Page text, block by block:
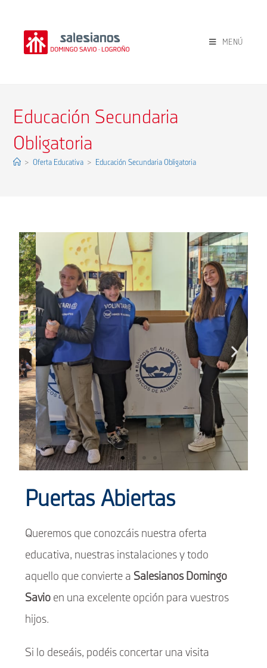
MENÚ
Educación Secundaria
Obligatoria
> Oferta Educativa > Educación Secundaria Obligatoria
Comprom
Puertas Abiertas
Queremos que conozcáis nuestra oferta
educativa, nuestras instalaciones y todo
aquello que convierte a Salesianos Domingo
Savio en una excelente opción para vuestros
hijos.
Si lo deseáis, podéis concertar una visita